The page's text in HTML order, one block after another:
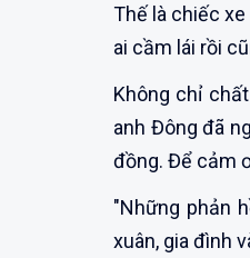
Thế là chiếc
ai cầm lái rồi
Không chỉ
anh Đông đã
đồng. Để cảm
"Những phản
xuân, gia đình